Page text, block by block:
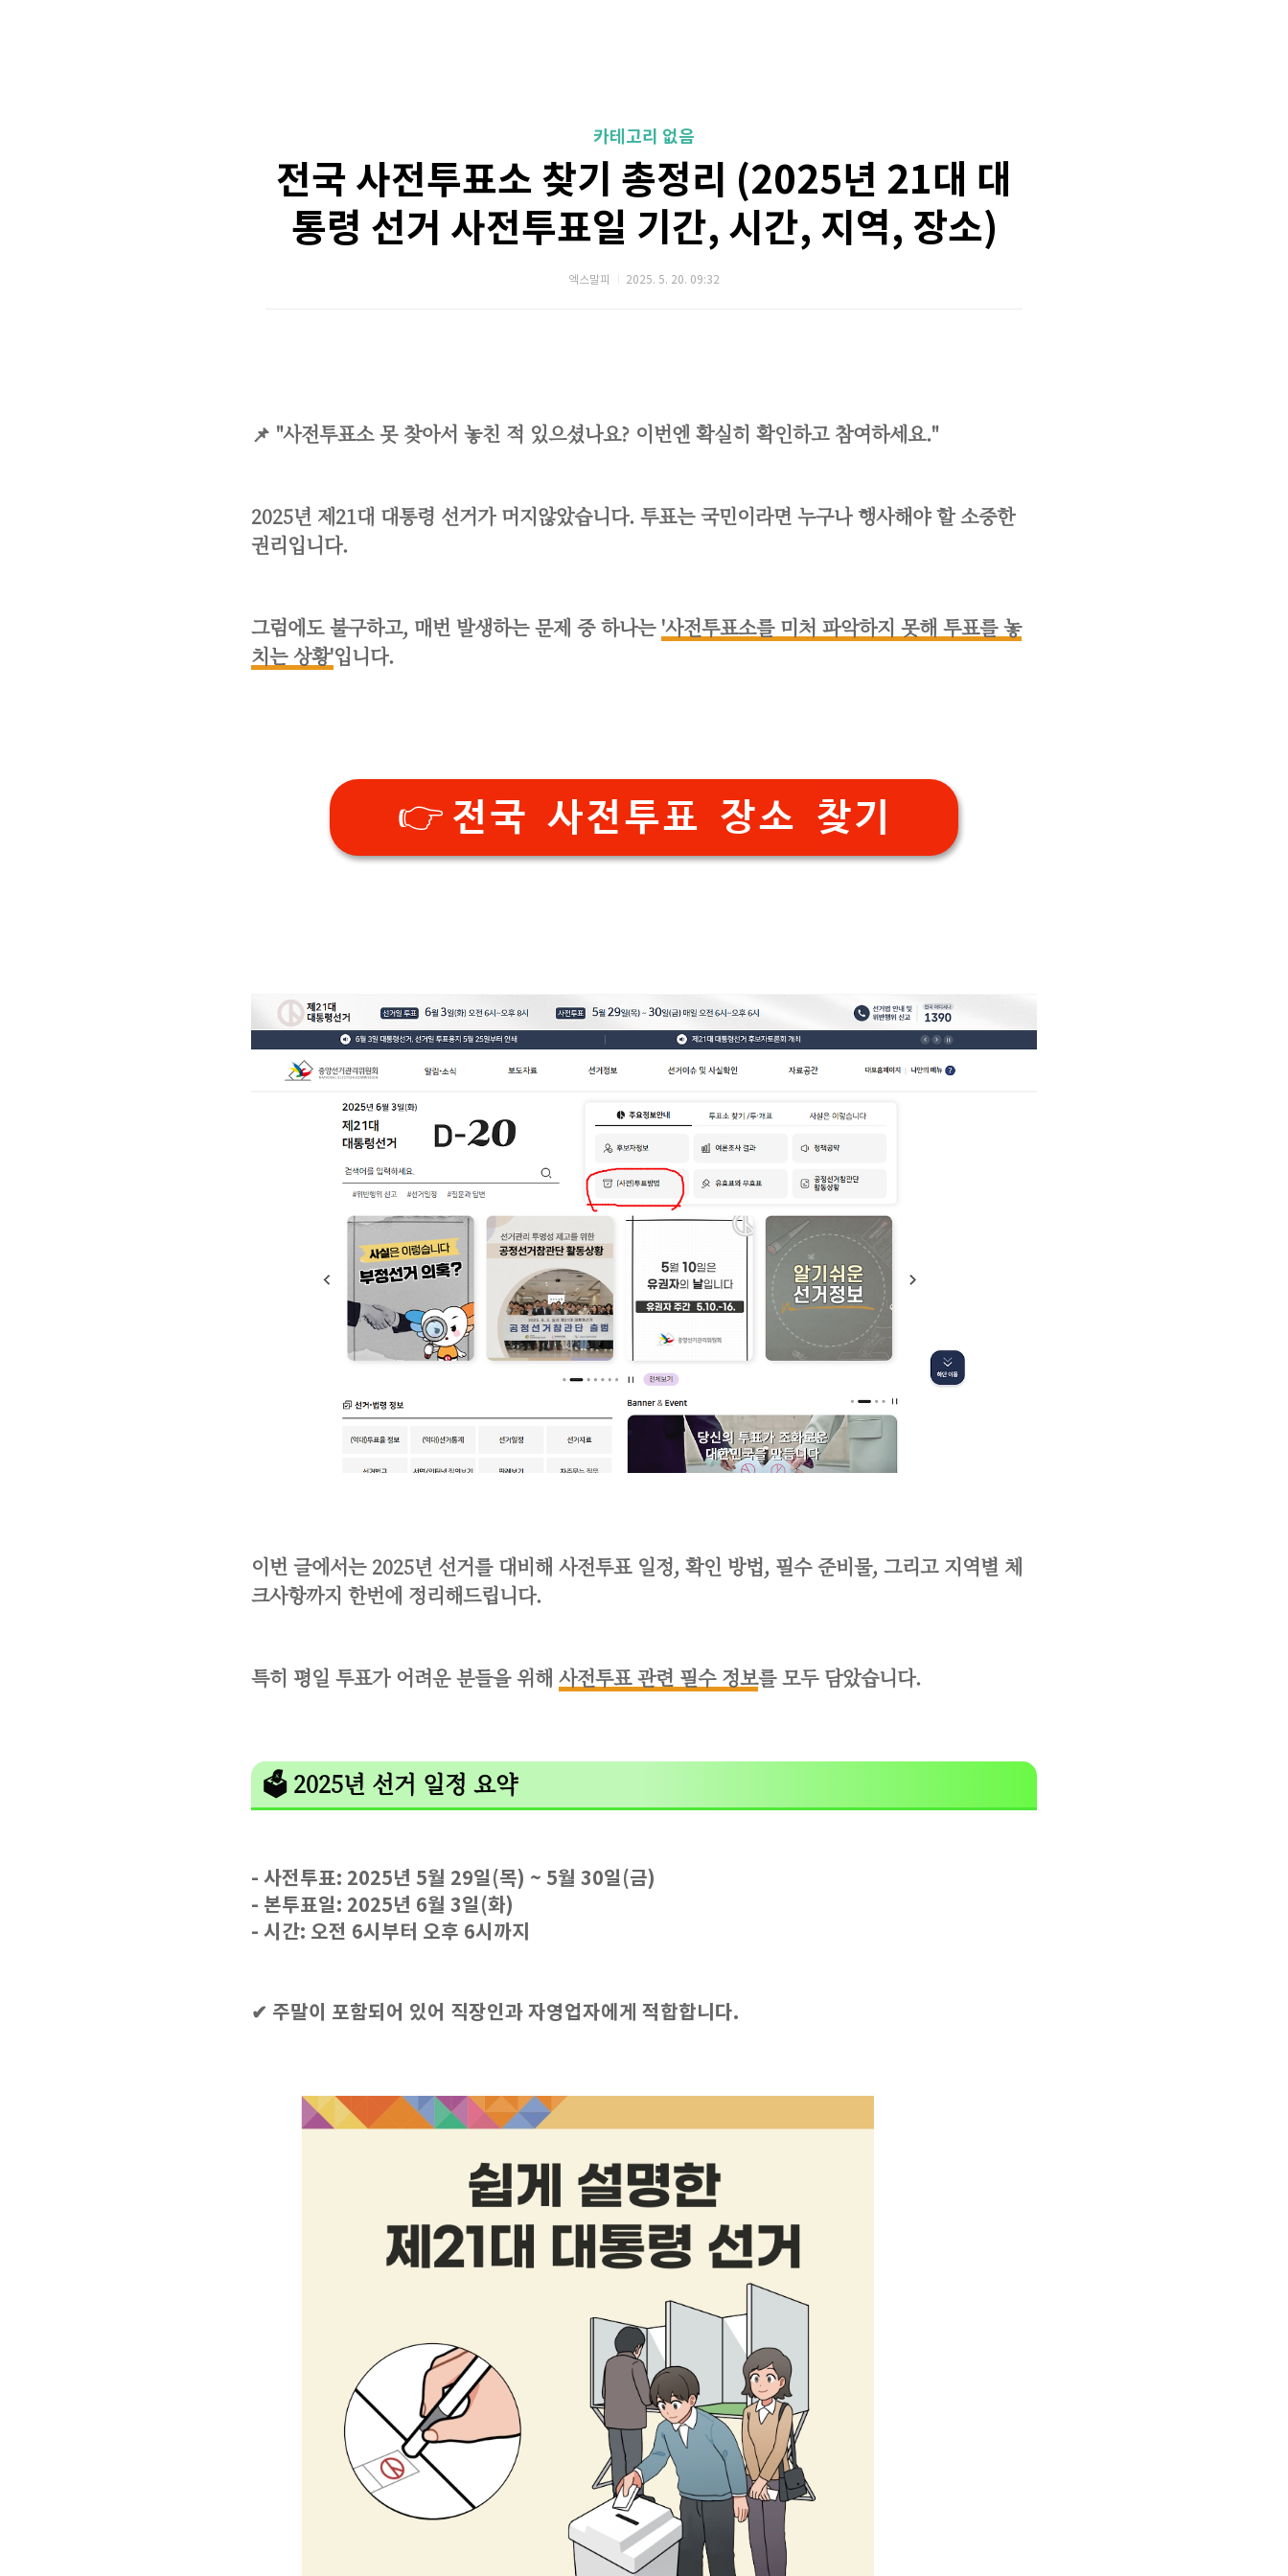
카테고리 없음
전국 사전투표소 찾기 총정리 (2025년 21대 대
통령 선거 사전투표일 기간, 시간, 지역, 장소)
엑스말피 2025. 5. 20. 09:32
📌 "사전투표소 못 찾아서 놓친 적 있으셨나요? 이번엔 확실히 확인하고 참여하세요."
2025년 제21대 대통령 선거가 머지않았습니다. 투표는 국민이라면 누구나 행사해야 할 소중한
권리입니다.
그럼에도 불구하고, 매번 발생하는 문제 중 하나는 '사전투표소를 미처 파악하지 못해 투표를 놓
치는 상황'입니다.
전국 사전투표 장소 찾기
이번 글에서는 2025년 선거를 대비해 사전투표 일정, 확인 방법, 필수 준비물, 그리고 지역별 체
크사항까지 한번에 정리해드립니다.
특히 평일 투표가 어려운 분들을 위해 사전투표 관련 필수 정보를 모두 담았습니다.
🗳️ 2025년 선거 일정 요약
- 사전투표: 2025년 5월 29일(목) ~ 5월 30일(금)
- 본투표일: 2025년 6월 3일(화)
- 시간: 오전 6시부터 오후 6시까지
✔ 주말이 포함되어 있어 직장인과 자영업자에게 적합합니다.